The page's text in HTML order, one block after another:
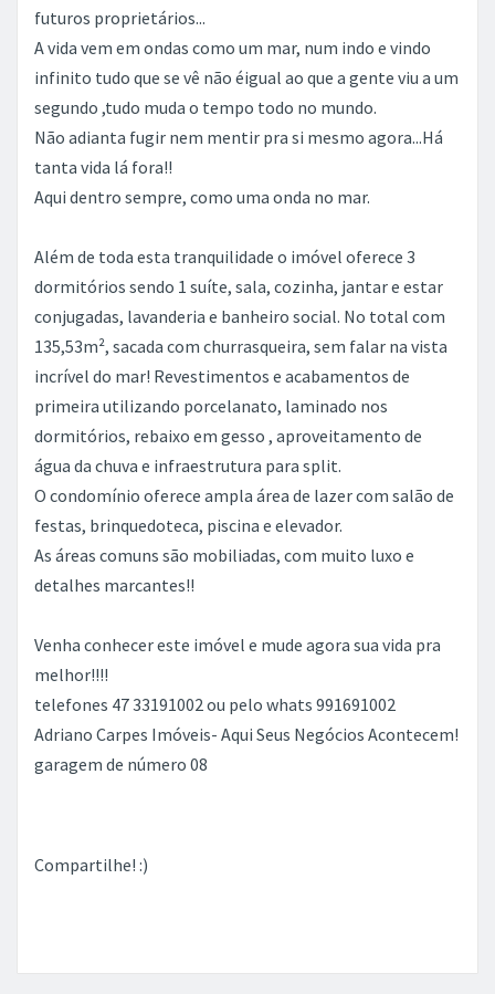
futuros proprietários...
A vida vem em ondas como um mar, num indo e vindo
infinito tudo que se vê não éigual ao que a gente viu a um
segundo ,tudo muda o tempo todo no mundo.
Não adianta fugir nem mentir pra si mesmo agora...Há
tanta vida lá fora!!
Aqui dentro sempre, como uma onda no mar.
Além de toda esta tranquilidade o imóvel oferece 3
dormitórios sendo 1 suíte, sala, cozinha, jantar e estar
conjugadas, lavanderia e banheiro social. No total com
135,53m², sacada com churrasqueira, sem falar na vista
incrível do mar! Revestimentos e acabamentos de
primeira utilizando porcelanato, laminado nos
dormitórios, rebaixo em gesso , aproveitamento de
água da chuva e infraestrutura para split.
O condomínio oferece ampla área de lazer com salão de
festas, brinquedoteca, piscina e elevador.
As áreas comuns são mobiliadas, com muito luxo e
detalhes marcantes!!
Venha conhecer este imóvel e mude agora sua vida pra
melhor!!!!
telefones 47 33191002 ou pelo whats 991691002
Adriano Carpes Imóveis- Aqui Seus Negócios Acontecem!
garagem de número 08
Compartilhe! :)